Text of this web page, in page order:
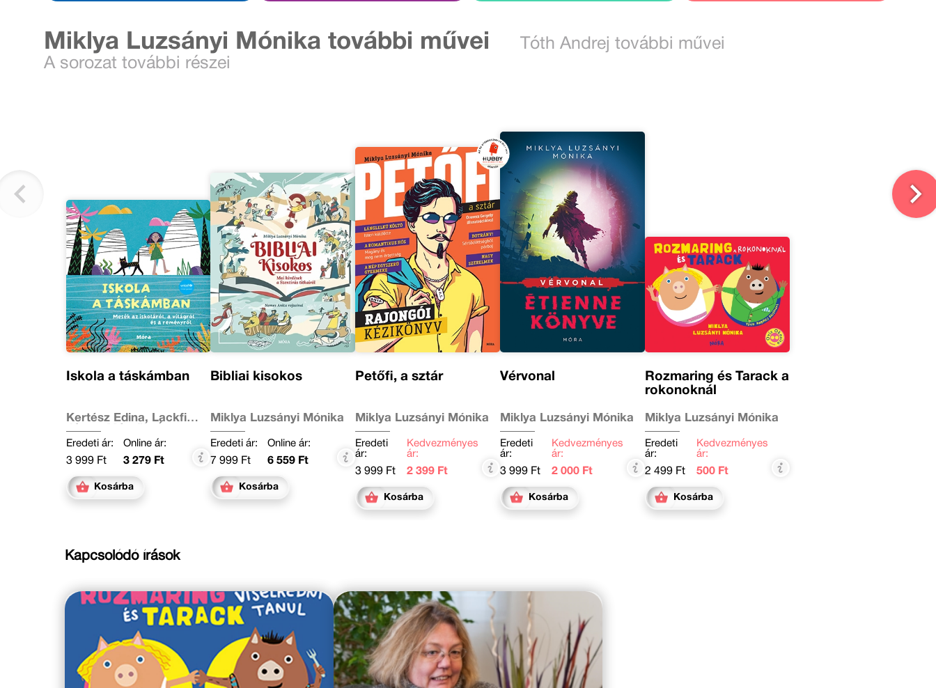
Miklya Luzsányi Mónika további művei
Tóth Andrej további művei
A sorozat további részei
Iskola a táskámban
Kertész Edina, Lackfi
János, Mészöly Ágnes,
Miklya Luzsányi Mónika,
Szabó Imola Julianna,
Tamás Zsuzsa, Tóth
Krisztina, Várfalvy
Emőke, Vig Balázs
Eredeti ár:
3 999 Ft
Online ár:
3 279 Ft
Kosárba
Bibliai kisokos
Miklya Luzsányi Mónika
Eredeti ár:
7 999 Ft
Online ár:
6 559 Ft
Kosárba
Petőfi, a sztár
Miklya Luzsányi Mónika
Eredeti
ár:
3 999 Ft
Kedvezményes
ár:
2 399 Ft
Kosárba
Vérvonal
Miklya Luzsányi Mónika
Eredeti
ár:
3 999 Ft
Kedvezményes
ár:
2 000 Ft
Kosárba
Rozmaring és Tarack a
rokonoknál
Miklya Luzsányi Mónika
Eredeti
ár:
2 499 Ft
Kedvezményes
ár:
500 Ft
Kosárba
Kapcsolódó írások